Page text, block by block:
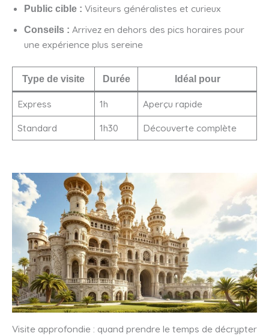
Public cible : Visiteurs généralistes et curieux
Conseils : Arrivez en dehors des pics horaires pour
une expérience plus sereine
Type de visite Durée Idéal pour
Express 1h
Aperçu rapide
Standard
1h30 Découverte complète
Visite approfondie : quand prendre le temps de décrypter